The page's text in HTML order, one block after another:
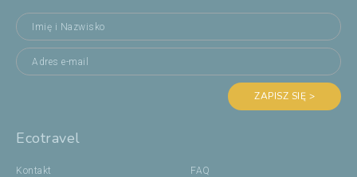
ZAPISZ SIĘ >
Ecotravel
Kontakt FAQ